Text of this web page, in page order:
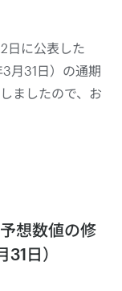
日に公表した
月31日）の通期
ましたので、お
想数値の修
日）